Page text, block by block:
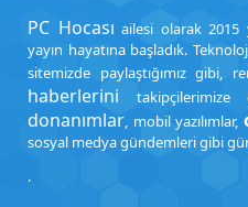
PC Hocası ailesi olarak 2015
yayın hayatına başladık.
sitemizde paylaştığımız gibi,
haberlerini takipçilerimize
donanımlar, mobil yazılımlar,
sosyal medya gündemleri gibi
.